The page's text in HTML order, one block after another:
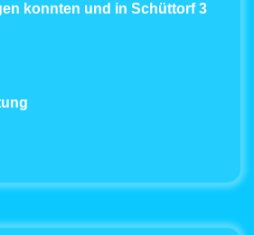
konnten und in Schüttorf3